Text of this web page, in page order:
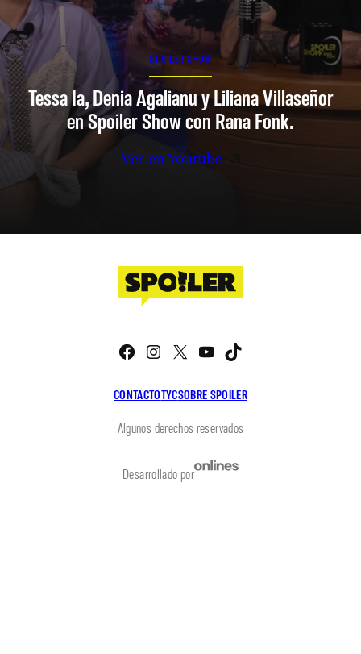
SPOILER SHOW
Tessa Ia, Denia Agalianu y Liliana Villaseñor
en Spoiler Show con Rana Fonk.
Ver en Youtube
CONTACTOTYCSOBRE SPOILER
Facebook
Instagram
X YouTube
Algunos derechos reservados
Desarrollado por